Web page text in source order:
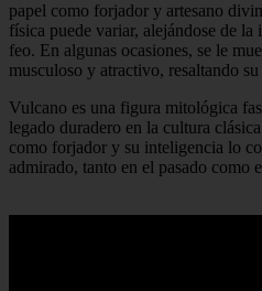
papel como forjador y artesano
física puede variar, alejándose de
feo. En algunas ocasiones, se le
musculoso y atractivo, resaltando
Vulcano es una figura mitológica
legado duradero en la cultura
como forjador y su inteligencia lo
admirado, tanto en el pasado como